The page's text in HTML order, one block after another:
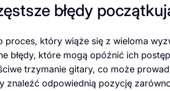
błędy
proces, który wiąże się z wieloma
błędy, które mogą opóźnić ich
trzymanie gitary, co może
znaleźć odpowiednią pozycję